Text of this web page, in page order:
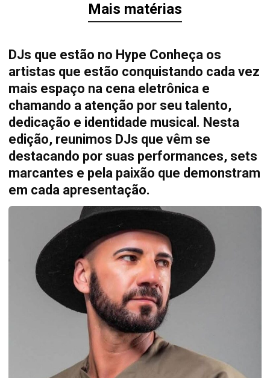
Mais matérias
DJs que estão no Hype Conheça os
artistas que estão conquistando cada vez
mais espaço na cena eletrônica e
chamando a atenção por seu talento,
dedicação e identidade musical. Nesta
edição, reunimos DJs que vêm se
destacando por suas performances, sets
marcantes e pela paixão que demonstram
em cada apresentação.